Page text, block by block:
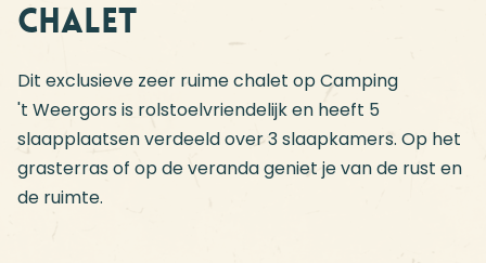
Chalet
Dit exclusieve zeer ruime chalet op Camping
't Weergors is rolstoelvriendelijk en heeft 5
slaapplaatsen verdeeld over 3 slaapkamers. Op het
grasterras of op de veranda geniet je van de rust en
de ruimte.